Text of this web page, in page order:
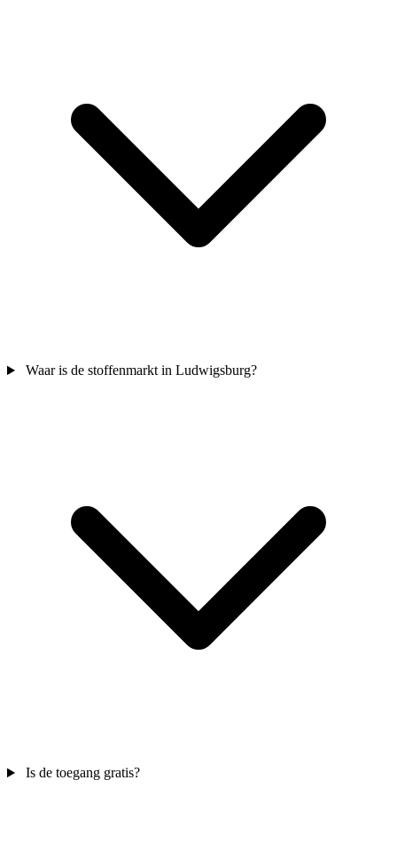
Waar is de stoffenmarkt in Ludwigsburg?
Is de toegang gratis?